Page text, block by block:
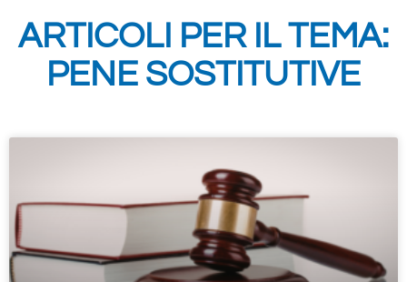
ARTICOLI PER IL TEMA:
PENE SOSTITUTIVE